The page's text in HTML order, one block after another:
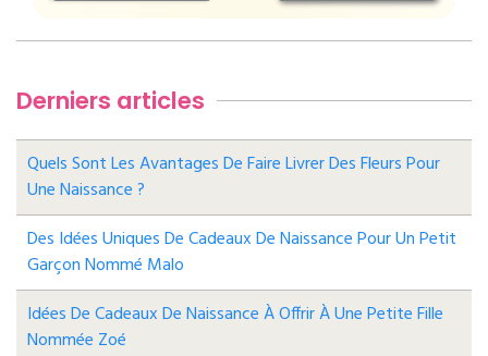
Derniers articles
Quels Sont Les Avantages De Faire Livrer Des Fleurs Pour
Une Naissance ?
Des Idées Uniques De Cadeaux De Naissance Pour Un Petit
Garçon Nommé Malo
Idées De Cadeaux De Naissance À Offrir À Une Petite Fille
Nommée Zoé